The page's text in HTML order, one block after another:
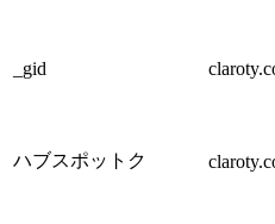
_gid
ハブスポットク